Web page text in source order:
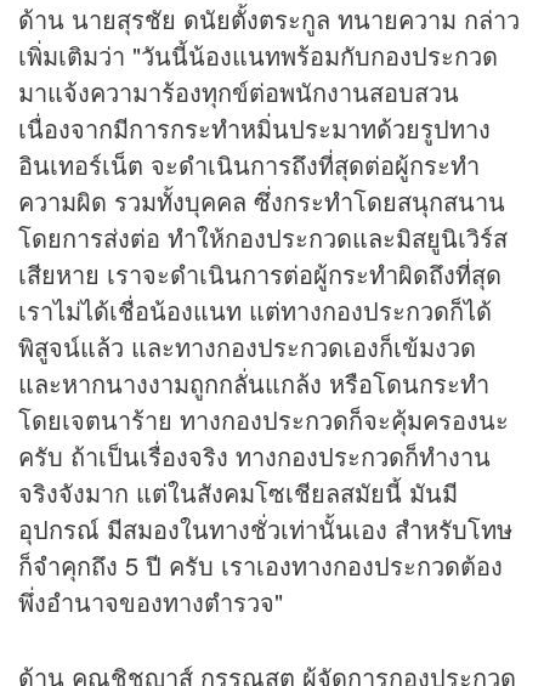
ด้าน นายสุรชัย ดนัยตั้งตระกูล ทนายความ กล่าว
เพิ่มเติมว่า "วันนี้น้องแนทพร้อมกับกองประกวด
มาแจ้งความาร้องทุกข์ต่อพนักงานสอบสวน
เนื่องจากมีการกระทำหมิ่นประมาทด้วยรูปทาง
อินเทอร์เน็ต จะดำเนินการถึงที่สุดต่อผู้กระทำ
ความผิด รวมทั้งบุคคล ซึ่งกระทำโดยสนุกสนาน
โดยการส่งต่อ ทำให้กองประกวดและมิสยูนิเวิร์ส
เสียหาย เราจะดำเนินการต่อผู้กระทำผิดถึงที่สุด
เราไม่ได้เชื่อน้องแนท แต่ทางกองประกวดก็ได้
พิสูจน์แล้ว และทางกองประกวดเองก็เข้มงวด
และหากนางงามถูกกลั่นแกล้ง หรือโดนกระทำ
โดยเจตนาร้าย ทางกองประกวดก็จะคุ้มครองนะ
ครับ ถ้าเป็นเรื่องจริง ทางกองประกวดก็ทำงาน
จริงจังมาก แต่ในสังคมโซเชียลสมัยนี้ มันมี
อุปกรณ์ มีสมองในทางชั่วเท่านั้นเอง สำหรับโทษ
ก็จำคุกถึง 5 ปี ครับ เราเองทางกองประกวดต้อง
พึ่งอำนาจของทางตำรวจ"
ด้าน คุณชิชญาสุ์ กรรณสูต ผู้จัดการกองประกวด